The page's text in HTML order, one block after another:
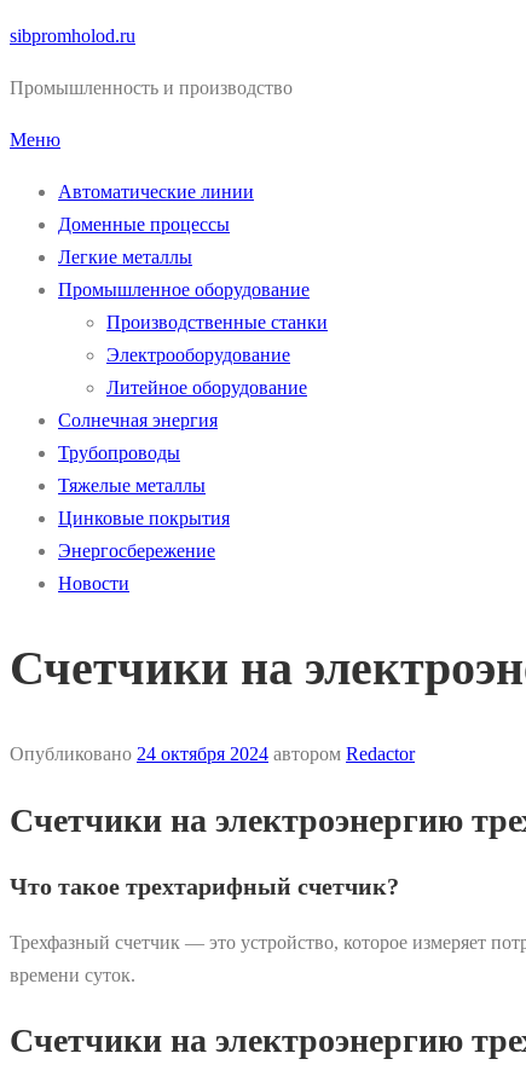
Перейти
содержимому
sibpromholod.ru
Промышленность и производство
Меню
Автоматические линии
Доменные процессы
Легкие металлы
Промышленное оборудование
Производственные станки
Электрооборудование
Литейное оборудование
Солнечная энергия
Трубопроводы
Тяжелые металлы
Цинковые покрытия
Энергосбережение
Новости
Счетчики на
Опубликовано 24 октября 2024 автором Redactor
Счетчики на электроэнергию
Что такое трехтарифный счетчик?
Трехфазный счетчик — это устройство, которое измеряет
времени суток.
Счетчики на электроэнергию